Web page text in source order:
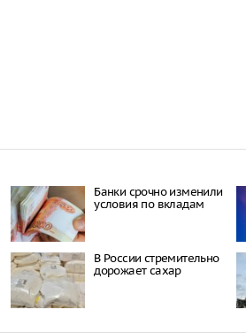
Банки срочно изменили
условия по вкладам
В России стремительно
дорожает сахар